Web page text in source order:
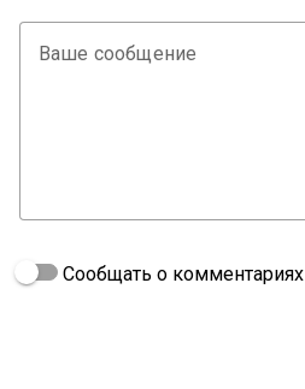
Ваше сообщение
Сообщать о комментариях